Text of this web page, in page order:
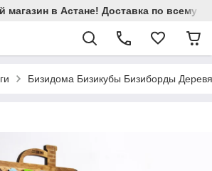
в Астане! Доставка по всему
Бизидома Бизикубы Бизиборды